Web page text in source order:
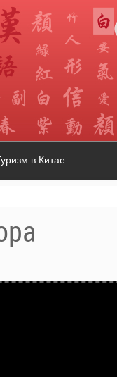
в Китае